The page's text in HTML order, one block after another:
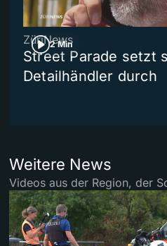
2 Min
ZüriNews
Street Parade setzt
Detailhändler durch
Weitere News
Videos aus der Region, der